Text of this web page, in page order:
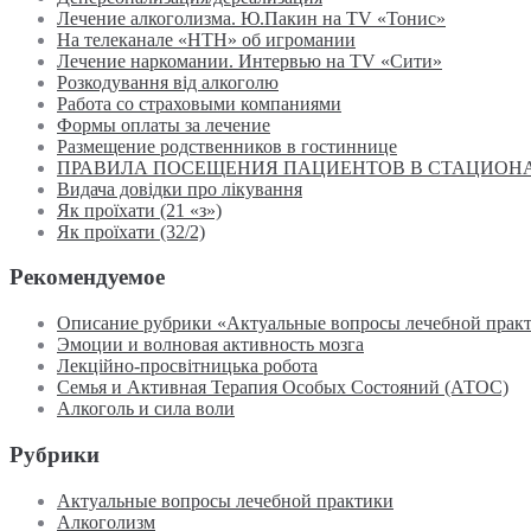
Лечение алкоголизма. Ю.Пакин на TV «Тонис»
На телеканале «НТН» об игромании
Лечение наркомании. Интервью на TV «Сити»
Розкодування від алкоголю
Работа со страховыми компаниями
Формы оплаты за лечение
Размещение родственников в гостиннице
ПРАВИЛА ПОСЕЩЕНИЯ ПАЦИЕНТОВ В
Видача довідки про лікування
Як проїхати (21 «з»)
Як проїхати (32/2)
Рекомендуемое
Описание рубрики «Актуальные вопросы лечебной
Эмоции и волновая активность мозга
Лекційно-просвітницька робота
Семья и Активная Терапия Особых Состояний (АТОС)
Алкоголь и сила воли
Рубрики
Актуальные вопросы лечебной практики
Алкоголизм